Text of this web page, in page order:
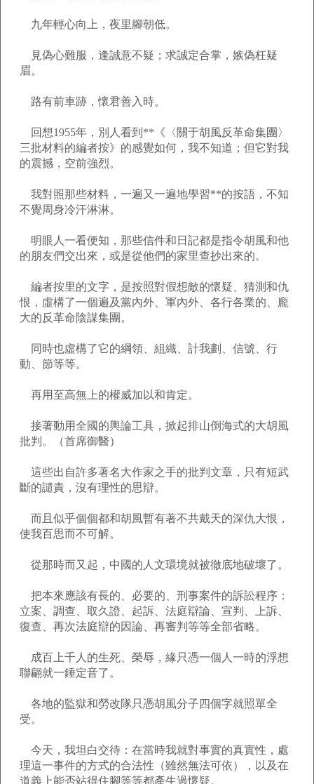
九年輕心向上，夜里腳朝低。
見偽心難服，逢誠意不疑；求誠定合掌，嫉偽枉疑
眉。
路有前車跡，懷君善入時。
回想1955年，別人看到**《〈關于胡風反革命集團〉
三批材料的編者按》的感覺如何，我不知道；但它對我
的震撼，空前強烈。
我對照那些材料，一遍又一遍地學習**的按語，不知
不覺周身冷汗淋淋。
明眼人一看便知，那些信件和日記都是指令胡風和他
的朋友們交出來，或是從他們的家里查抄出來的。
編者按里的文字，是按照對假想敵的懷疑、猜測和仇
恨，虛構了一個遍及黨內外、軍內外、各行各業的、龐
大的反革命陰謀集團。
同時也虛構了它的綱領、組織、計我劃、信號、行
動、節等等。
再用至高無上的權威加以和肯定。
接著動用全國的輿論工具，掀起排山倒海式的大胡風
批判。（首席御醫）
這些出自許多著名大作家之手的批判文章，只有短武
斷的譴責，沒有理性的思辯。
而且似乎個個都和胡風暫有著不共戴天的深仇大恨，
使我百思而不可解。
從那時而又起，中國的人文環境就被徹底地破壞了。
把本來應該有長的、必要的、刑事案件的訴訟程序：
立案、調查、取久證、起訴、法庭辯論、宣判、上訴、
復查、再次法庭辯的因論、再審判等等全部省略。
成百上千人的生死、榮辱，緣只憑一個人一時的浮想
聯翩就一錘定音了。
各地的監獄和勞改隊只憑胡風分子四個字就照單全
受。
今天，我坦白交待：在當時我就對事實的真實性，處
理這一事件的方式的合法性（雖然無法可依），以及在
道義上能否站得住腳等等都產生過懷疑。